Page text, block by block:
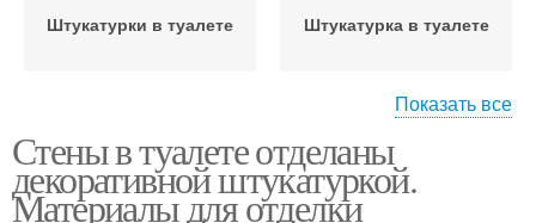
Штукатурки в туалете Штукатурка в туалете
Штукатурки для туалета
Показать все
Стены в туалете отделаны
декоративной штукатуркой.
Материалы для отделки